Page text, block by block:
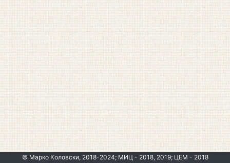
© Марко Коловски, 2018-2024; МИЦ - 2018, 2019; ЦЕМ - 2018